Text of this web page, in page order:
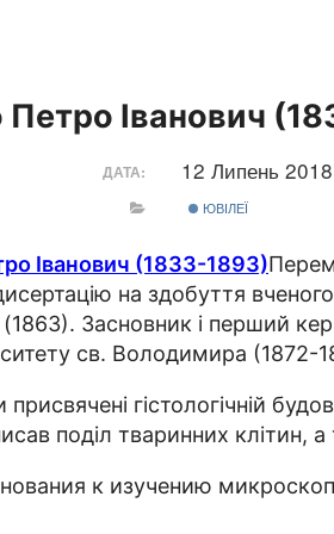
Іванович
ДАТА: 12 Липень
ЮВІЛЕЇ
на здобуття
Засновник і перший
св. Володимира (1872-
присвячені гістологічній
поділ тваринних клітин,
к изучению